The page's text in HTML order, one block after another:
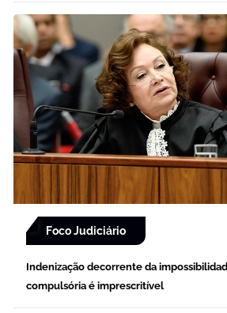
Foco Judiciário
Indenização decorrente da
compulsória é imprescritível